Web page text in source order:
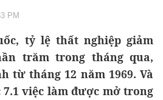
PM
tỷ lệ thất nghiệp giảm
trăm trong tháng qua,
từ tháng 12 năm 1969. Và
việc làm được mở trong